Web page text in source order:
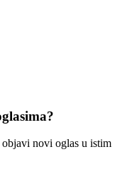
novi oglas u istim